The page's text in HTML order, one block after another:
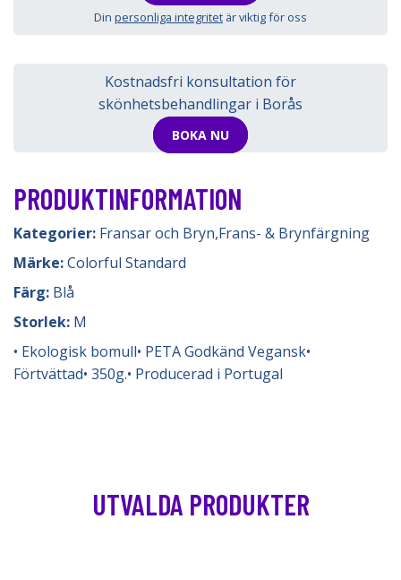
Din personliga integritet är viktig för oss
Kostnadsfri konsultation för
skönhetsbehandlingar i Borås
BOKA NU
PRODUKTINFORMATION
Kategorier: Fransar och Bryn,Frans- & Brynfärgning
Märke:Colorful Standard
Färg: Blå
Storlek: M
• Ekologisk bomull• PETA Godkänd Vegansk•
Förtvättad• 350g.• Producerad i Portugal
UTVALDA PRODUKTER